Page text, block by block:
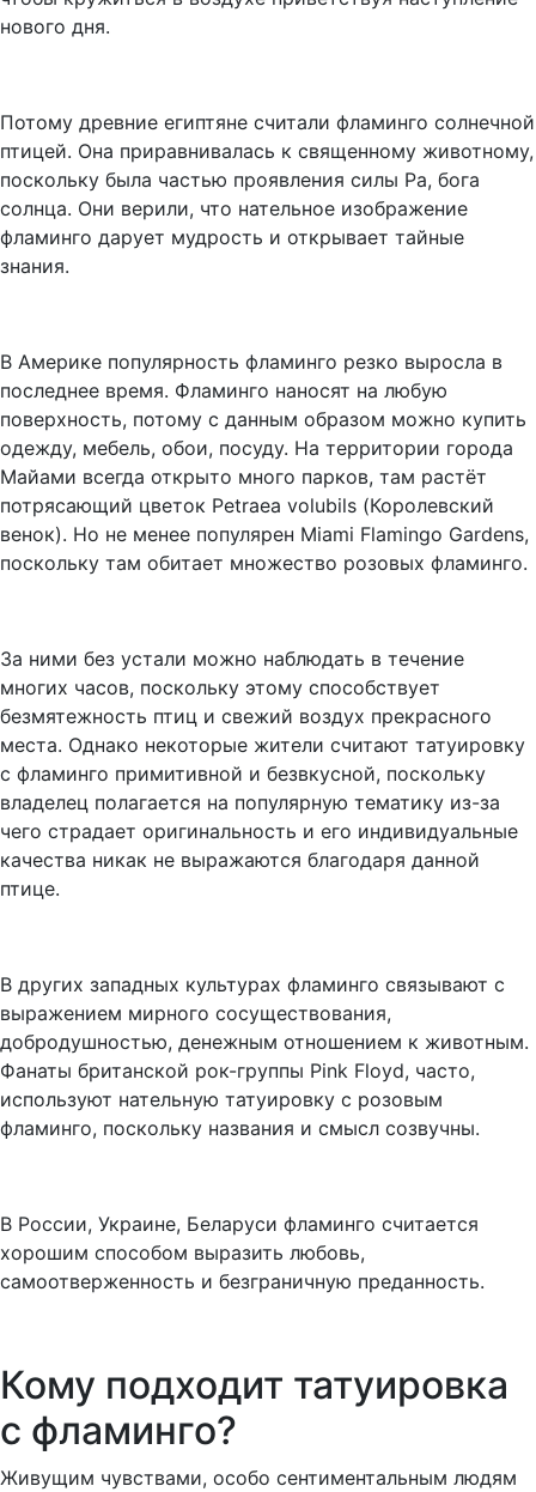
нового дня.
Потому древние египтяне считали фламинго солнечной
птицей. Она приравнивалась к священному животному,
поскольку была частью проявления силы Ра, бога
солнца. Они верили, что нательное изображение
фламинго дарует мудрость и открывает тайные
знания.
В Америке популярность фламинго резко выросла в
последнее время. Фламинго наносят на любую
поверхность, потому с данным образом можно купить
одежду, мебель, обои, посуду. На территории города
Майами всегда открыто много парков, там растёт
потрясающий цветок Petraea volubils (Королевский
венок). Но не менее популярен Miami Flamingo Gardens,
поскольку там обитает множество розовых фламинго.
За ними без устали можно наблюдать в течение
многих часов, поскольку этому способствует
безмятежность птиц и свежий воздух прекрасного
места. Однако некоторые жители считают татуировку
с фламинго примитивной и безвкусной, поскольку
владелец полагается на популярную тематику из-за
чего страдает оригинальность и его индивидуальные
качества никак не выражаются благодаря данной
птице.
В других западных культурах фламинго связывают с
выражением мирного сосуществования,
добродушностью, денежным отношением к животным.
Фанаты британской рок-группы Pink Floyd, часто,
используют нательную татуировку с розовым
фламинго, поскольку названия и смысл созвучны.
В России, Украине, Беларуси фламинго считается
хорошим способом выразить любовь,
самоотверженность и безграничную преданность.
Кому подходит татуировка
с фламинго?
Живущим чувствами, особо сентиментальным людям